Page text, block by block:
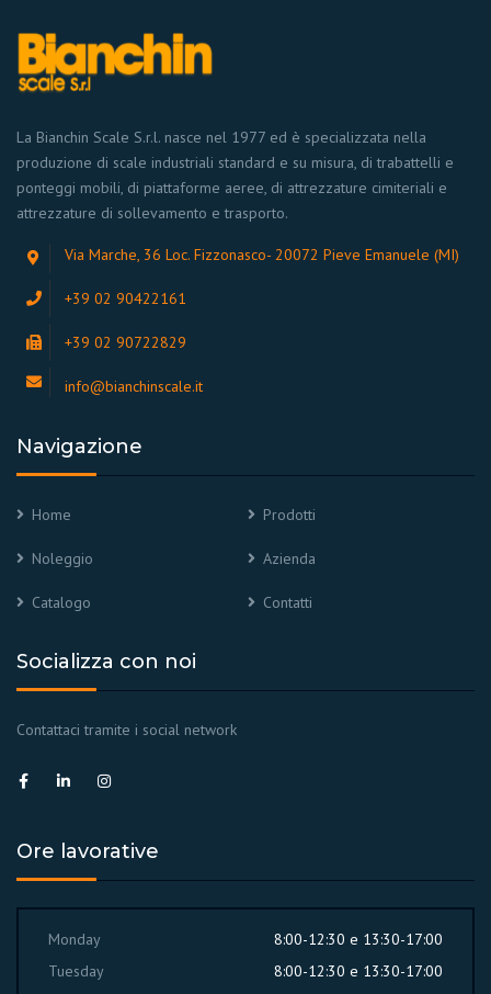
La Bianchin Scale S.r.l. nasce nel 1977 ed è specializzata nella
produzione di scale industriali standard e su misura, di trabattelli e
ponteggi mobili, di piattaforme aeree, di attrezzature cimiteriali e
attrezzature di sollevamento e trasporto.
Via Marche, 36 Loc. Fizzonasco- 20072 Pieve Emanuele (MI)
+39 02 90422161
+39 02 90722829
info@bianchinscale.it
Navigazione
Home Prodotti
Noleggio Azienda
Catalogo Contatti
Socializza con noi
Contattaci tramite i social network
Ore lavorative
Monday
8:00-12:30 e 13:30-17:00
Tuesday
8:00-12:30 e 13:30-17:00